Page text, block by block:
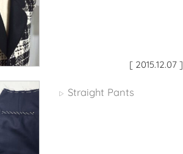
[ 2015.12.07 ]
▷ Straight Pants